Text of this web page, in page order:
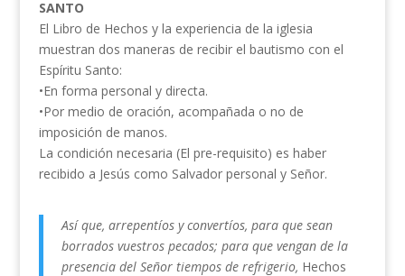
SANTO
El Libro de Hechos y la experiencia de la iglesia
muestran dos maneras de recibir el bautismo con el
Espíritu Santo:
•En forma personal y directa.
•Por medio de oración, acompañada o no de
imposición de manos.
La condición necesaria (El pre-requisito) es haber
recibido a Jesús como Salvador personal y Señor.
Así que, arrepentíos y convertíos, para que sean
borrados vuestros pecados; para que vengan de la
presencia del Señor tiempos de refrigerio, Hechos